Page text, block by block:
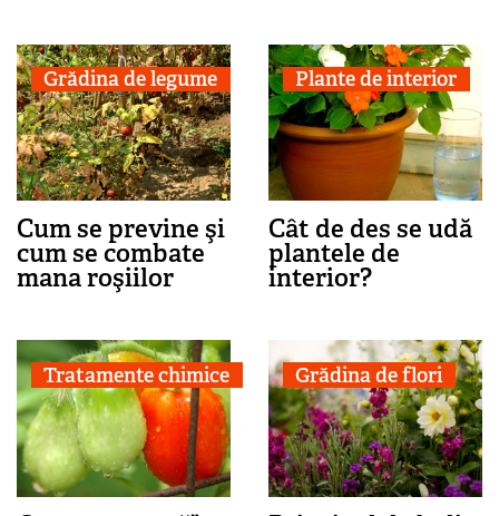
Grădina de legume
Cum se previne şi
cum se combate
mana roşiilor
Plante de interior
Cât de des se udă
plantele de
interior?
Tratamente chimice Grădina de flori